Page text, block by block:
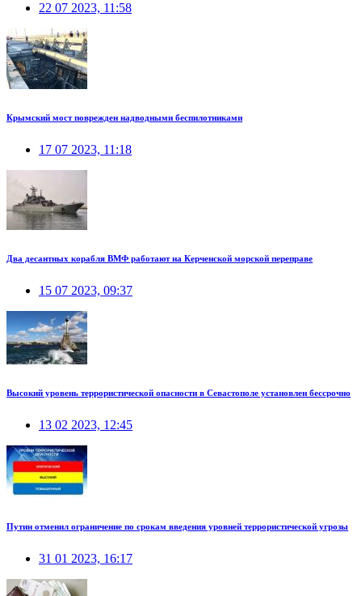
22 07 2023, 11:58
Крымский мост поврежден надводными беспилотниками
17 07 2023, 11:18
Два десантных корабля ВМФ работают на Керченской морской переправе
15 07 2023, 09:37
Высокий уровень террористической опасности в Севастополе установлен бессрочно
13 02 2023, 12:45
Путин отменил ограничение по срокам введения уровней террористической угрозы
31 01 2023, 16:17